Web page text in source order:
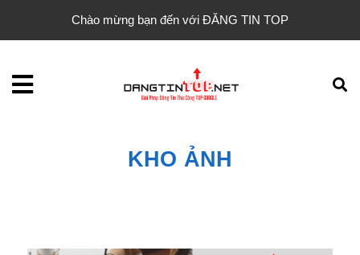
Chào mừng bạn đến với ĐĂNG TIN TOP
KHO ẢNH